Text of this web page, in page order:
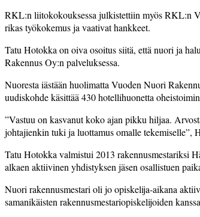
RKL:n liitokokouksessa julkistettiin myös RKL:n
rikas työkokemus ja vaativat hankkeet.
Tatu Hotokka on oiva osoitus siitä, että nuori ja
Rakennus Oy:n palveluksessa.
Nuoresta iästään huolimatta Vuoden Nuori
uudiskohde käsittää 430 hotellihuonetta
”Vastuu on kasvanut koko ajan pikku hiljaa.
johtajienkin tuki ja luottamus omalle tekemiselle”,
Tatu Hotokka valmistui 2013 rakennusmestariksi
alkaen aktiivinen yhdistyksen jäsen osallistuen
Nuori rakennusmestari oli jo opiskelija-aikana
samanikäisten rakennusmestariopiskelijoiden